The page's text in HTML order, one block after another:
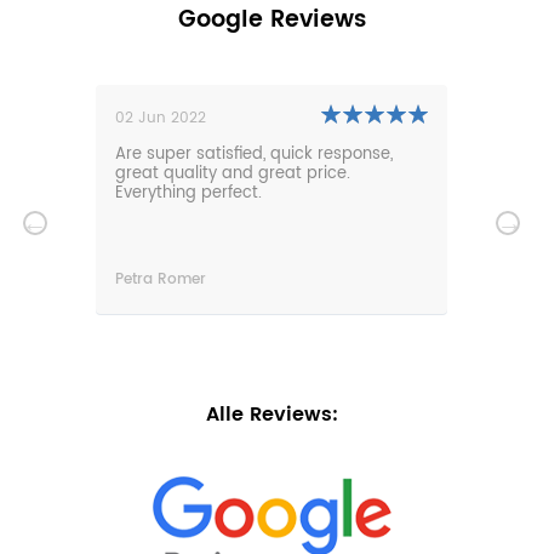
Google Reviews
02 Jun 2022
Are super satisfied, quick response,
great quality and great price.
Everything perfect.
Petra Romer
Alle Reviews: